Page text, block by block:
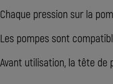
Chaque pression sur la
Les pompes sont
Avant utilisation, la tête de